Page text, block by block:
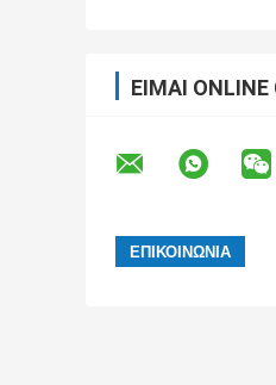
ΕΊΜΑΙ ONLINE